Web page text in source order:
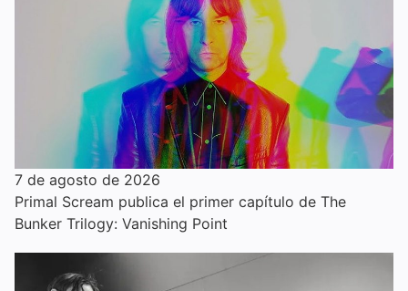
7 de agosto de 2026
Primal Scream publica el primer capítulo de The
Bunker Trilogy: Vanishing Point